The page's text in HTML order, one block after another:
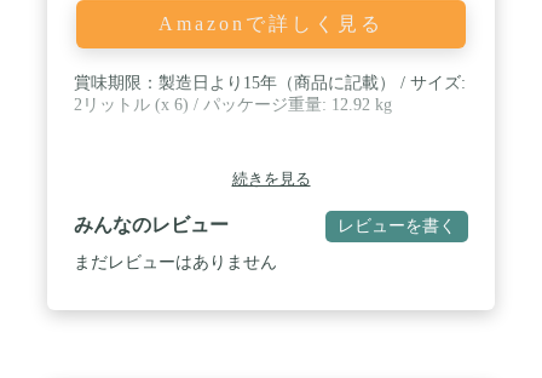
Amazonで詳しく見る
賞味期限：製造日より15年（商品に記載） / サイズ:
2リットル (x 6) / パッケージ重量: 12.92 kg
続きを見る
みんなのレビュー レビューを書く
まだレビューはありません